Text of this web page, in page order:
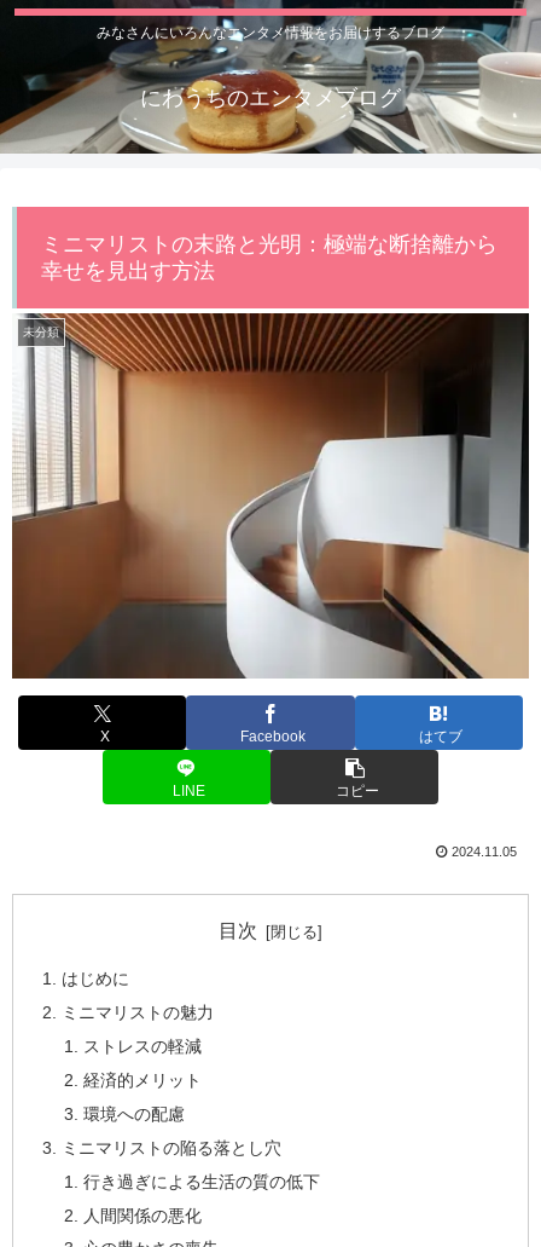
みなさんにいろんなエンタメ情報をお届けするブログ
にわうちのエンタメブログ
ミニマリストの末路と光明：極端な断捨離から
幸せを見出す方法
未分類
X Facebook はてブ
LINE コピー
2024.11.05
目次
はじめに
ミニマリストの魅力
ストレスの軽減
経済的メリット
環境への配慮
ミニマリストの陥る落とし穴
行き過ぎによる生活の質の低下
人間関係の悪化